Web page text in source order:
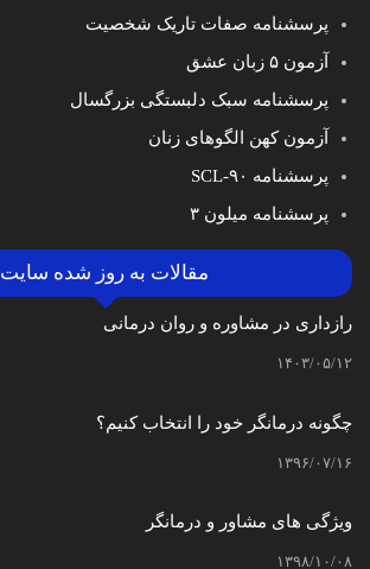
پرسشنامه صفات تاریک شخصیت
آزمون ۵ زبان عشق
پرسشنامه سبک دلبستگی بزرگسال
آزمون کهن الگوهای زنان
پرسشنامه SCL-۹۰
پرسشنامه میلون ۳
مقالات به روز شده سایت
رازداری در مشاوره و روان درمانی
۱۴۰۳/۰۵/۱۲
چگونه درمانگر خود را انتخاب کنیم؟
۱۳۹۶/۰۷/۱۶
ویژگی های مشاور و درمانگر
۱۳۹۸/۱۰/۰۸